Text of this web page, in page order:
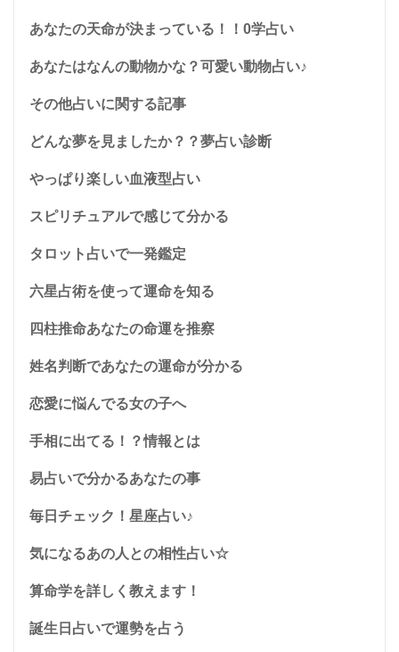
あなたの天命が決まっている！！0学占い
あなたはなんの動物かな？可愛い動物占い♪
その他占いに関する記事
どんな夢を見ましたか？？夢占い診断
やっぱり楽しい血液型占い
スピリチュアルで感じて分かる
タロット占いで一発鑑定
六星占術を使って運命を知る
四柱推命あなたの命運を推察
姓名判断であなたの運命が分かる
恋愛に悩んでる女の子へ
手相に出てる！？情報とは
易占いで分かるあなたの事
毎日チェック！星座占い♪
気になるあの人との相性占い☆
算命学を詳しく教えます！
誕生日占いで運勢を占う